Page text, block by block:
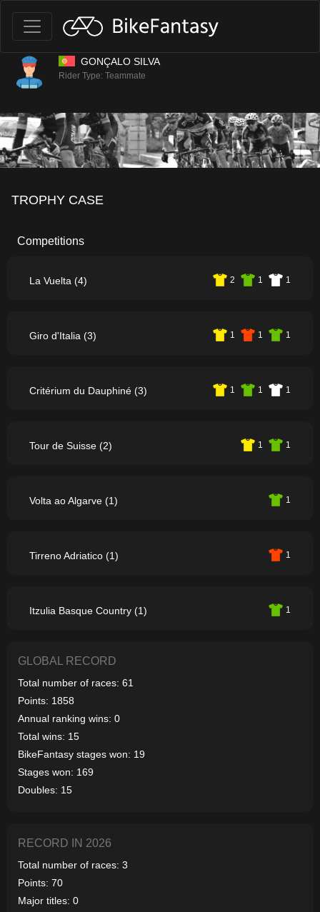
GONÇALO SILVA
Rider Type: Teammate
TROPHY CASE
Competitions
La Vuelta (4) 2 1 1
Giro d'Italia (3) 1 1 1
Critérium du Dauphiné (3) 1 1 1
Tour de Suisse (2) 1 1
Volta ao Algarve (1) 1
Tirreno Adriatico (1) 1
Itzulia Basque Country (1) 1
GLOBAL RECORD
Total number of races: 61
Points: 1858
Annual ranking wins: 0
Total wins: 15
BikeFantasy stages won: 19
Stages won: 169
Doubles: 15
RECORD IN 2026
Total number of races: 3
Points: 70
Major titles: 0